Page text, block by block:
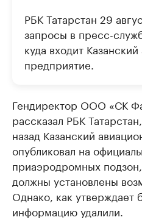
РБК Татарстан 29
запросы в пресс-
куда входит
предприятие.
Гендиректор ООО «СК
рассказал РБК
назад Казанский
опубликовал на
приаэродромных
должны установлены
Однако, как утверждает
информацию удалили.